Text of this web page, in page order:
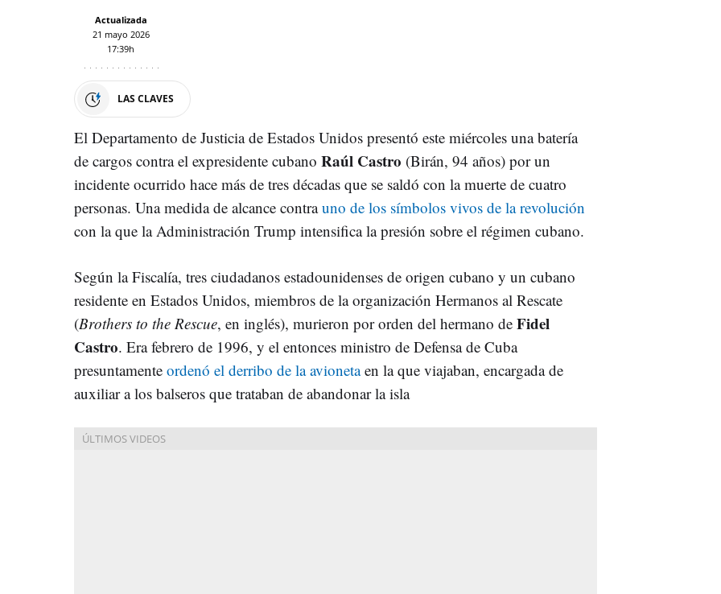
Actualizada
21 mayo 2026
17:39h
LAS CLAVES
El Departamento de Justicia de Estados Unidos presentó este miércoles una batería
de cargos contra el expresidente cubano Raúl Castro (Birán, 94 años) por un
incidente ocurrido hace más de tres décadas que se saldó con la muerte de cuatro
personas. Una medida de alcance contrauno de los símbolos vivos de la revolución
con la que la Administración Trump intensifica la presión sobre el régimen cubano.
Según la Fiscalía, tres ciudadanos estadounidenses de origen cubano y un cubano
residente en Estados Unidos, miembros de la organización Hermanos al Rescate
(Brothers to the Rescue, en inglés), murieron por orden del hermano de Fidel
Castro. Era febrero de 1996, y el entonces ministro de Defensa de Cuba
presuntamente ordenó el derribo de la avionetaen la que viajaban, encargada de
auxiliar a los balseros que trataban de abandonar la isla